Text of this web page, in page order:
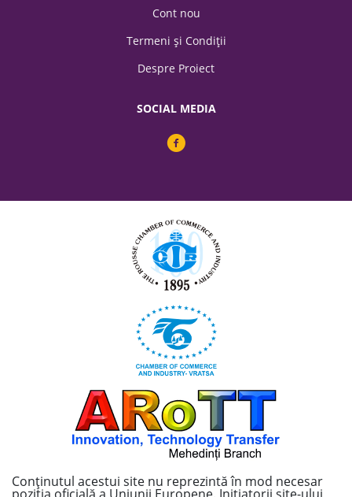
Cont nou
Termeni şi Condiții
Despre Proiect
SOCIAL MEDIA
Conținutul acestui site nu reprezintă în mod necesar